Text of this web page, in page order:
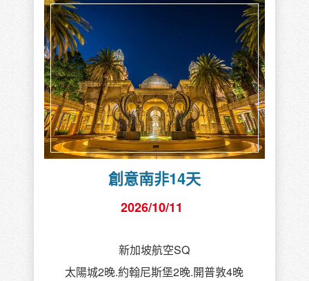
創意南非14天
2026/10/11
新加坡航空SQ
太陽城2晚.約翰尼斯堡2晚.開普敦4晚